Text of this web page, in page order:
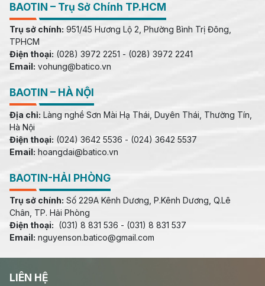
BAOTIN – Trụ Sở Chính TP.HCM
Trụ sở chính: 951/45 Hương Lộ 2, Phường Bình Trị Đông,
TPHCM
Điện thoại: (028) 3972 2251 - (028) 3972 2241
Email: vohung@batico.vn
BAOTIN – HÀ NỘI
Địa chỉ: Làng nghề Sơn Mài Hạ Thái, Duyên Thái, Thường Tín,
Hà Nội
Điện thoại: (024) 3642 5536 - (024) 3642 5537
Email: hoangdai@batico.vn
BAOTIN-HẢI PHÒNG
Trụ sở chính: Số 229A Kênh Dương, P.Kênh Dương, Q.Lê
Chân, TP. Hải Phòng
Điện thoại: (031) 8 831 536 - (031) 8 831 537
Email: nguyenson.batico@gmail.com
LIÊN HỆ